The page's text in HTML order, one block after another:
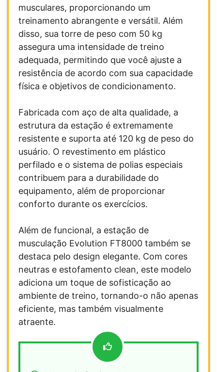
musculares, proporcionando um
treinamento abrangente e versátil. Além
disso, sua torre de peso com 50 kg
assegura uma intensidade de treino
adequada, permitindo que você ajuste a
resistência de acordo com sua capacidade
física e objetivos de condicionamento.
Fabricada com aço de alta qualidade, a
estrutura da estação é extremamente
resistente e suporta até 120 kg de peso do
usuário. O revestimento em plástico
perfilado e o sistema de polias especiais
contribuem para a durabilidade do
equipamento, além de proporcionar
conforto durante os exercícios.
Além de funcional, a estação de
musculação Evolution FT8000 também se
destaca pelo design elegante. Com cores
neutras e estofamento clean, este modelo
adiciona um toque de sofisticação ao
ambiente de treino, tornando-o não apenas
eficiente, mas também visualmente
atraente.